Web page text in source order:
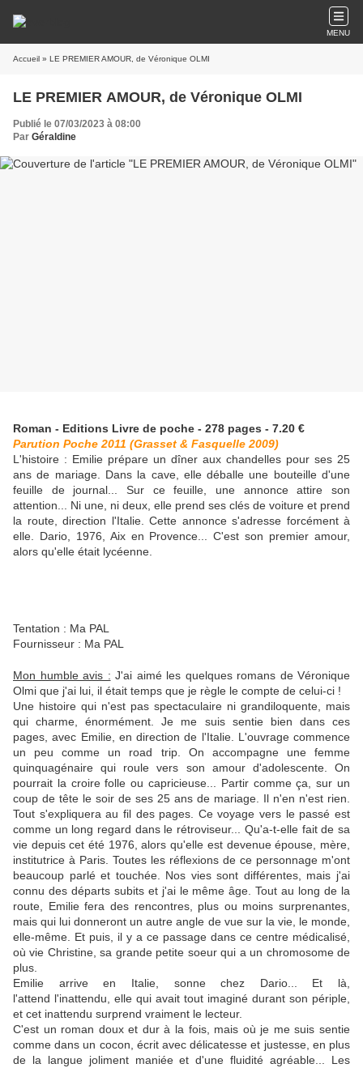
MENU
Accueil » LE PREMIER AMOUR, de Véronique OLMI
LE PREMIER AMOUR, de Véronique OLMI
Publié le 07/03/2023 à 08:00
Par Géraldine
Roman - Editions Livre de poche - 278 pages - 7.20 €
Parution Poche 2011 (Grasset & Fasquelle 2009)
L'histoire : Emilie prépare un dîner aux chandelles pour ses 25
ans de mariage. Dans la cave, elle déballe une bouteille d'une
feuille de journal... Sur ce feuille, une annonce attire son
attention... Ni une, ni deux, elle prend ses clés de voiture et prend
la route, direction l'Italie. Cette annonce s'adresse forcément à
elle. Dario, 1976, Aix en Provence... C'est son premier amour,
alors qu'elle était lycéenne.
Tentation : Ma PAL
Fournisseur : Ma PAL
Mon humble avis : J'ai aimé les quelques romans de Véronique
Olmi que j'ai lui, il était temps que je règle le compte de celui-ci !
Une histoire qui n'est pas spectaculaire ni grandiloquente, mais
qui charme, énormément. Je me suis sentie bien dans ces
pages, avec Emilie, en direction de l'Italie. L'ouvrage commence
un peu comme un road trip. On accompagne une femme
quinquagénaire qui roule vers son amour d'adolescente. On
pourrait la croire folle ou capricieuse... Partir comme ça, sur un
coup de tête le soir de ses 25 ans de mariage. Il n'en n'est rien.
Tout s'expliquera au fil des pages. Ce voyage vers le passé est
comme un long regard dans le rétroviseur... Qu'a-t-elle fait de sa
vie depuis cet été 1976, alors qu'elle est devenue épouse, mère,
institutrice à Paris. Toutes les réflexions de ce personnage m'ont
beaucoup parlé et touchée. Nos vies sont différentes, mais j'ai
connu des départs subits et j'ai le même âge. Tout au long de la
route, Emilie fera des rencontres, plus ou moins surprenantes,
mais qui lui donneront un autre angle de vue sur la vie, le monde,
elle-même. Et puis, il y a ce passage dans ce centre médicalisé,
où vie Christine, sa grande petite soeur qui a un chromosome de
plus.
Emilie arrive en Italie, sonne chez Dario... Et là,
l'attend l'inattendu, elle qui avait tout imaginé durant son périple,
et cet inattendu surprend vraiment le lecteur.
C'est un roman doux et dur à la fois, mais où je me suis sentie
comme dans un cocon, écrit avec délicatesse et justesse, en plus
de la langue joliment maniée et d'une fluidité agréable... Les